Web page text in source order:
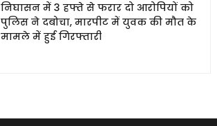
निघासन में 3 हफ्ते से फरार दो आरोपियों को
पुलिस ने दबोचा, मारपीट में युवक की मौत के
मामले में हुई गिरफ्तारी